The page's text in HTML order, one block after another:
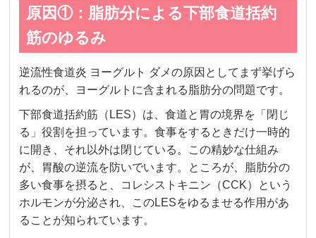
原因①：脂肪分による下部食道括約
筋のゆるみ
逆流性食道炎 ヨーグルト ダメの原因としてまず挙げら
れるのが、ヨーグルトに含まれる脂肪分の問題です。
下部食道括約筋（LES）は、食道と胃の境界を「閉じ
る」役割を担っています。食事をするときだけ一時的
に開き、それ以外は閉じている。この精妙な仕組み
が、胃酸の逆流を防いでいます。ところが、脂肪分の
多い食事を摂ると、コレシストキニン（CCK）という
ホルモンが分泌され、このLESをゆるませる作用があ
ることが知られています。